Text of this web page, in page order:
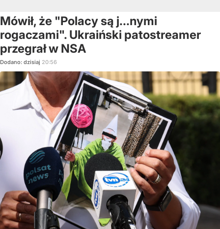
Mówił, że "Polacy są j...nymi
rogaczami". Ukraiński patostreamer
przegrał w NSA
Dodano: dzisiaj 20:56